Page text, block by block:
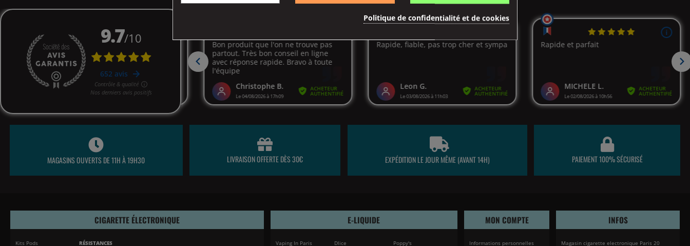
MAGASINS OUVERTS DE 11H À 19H30 LIVRAISON OFFERTE DÈS 30€ EXPÉDITION LE JOUR MÊME (AVANT 14H) PAIEMENT 100% SÉCURISÉ
CIGARETTE ÉLECTRONIQUE
Kits Pods RÉSISTANCES
E-LIQUIDE
Vaping In Paris Dlice Poppy's
MON COMPTE
Informations personnelles
INFOS
Magasin cigarette electronique Paris 20
Politique de confidentialité et de cookies